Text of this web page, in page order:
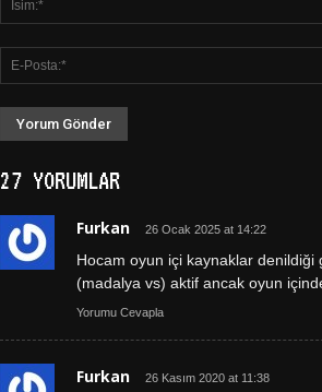
27 YORUMLAR
Furkan 26 Ocak 2025 at 14:22
Hocam oyun içi kaynaklar denildiği
(madalya vs) aktif ancak oyun
Yorumu Cevapla
Furkan 26 Kasım 2020 at 11:38